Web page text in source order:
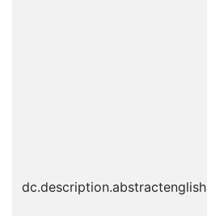
dc.description.abstractenglish